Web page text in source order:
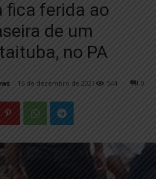
ferida ao
de um
no PA
16 de dezembro de 2021 0
544